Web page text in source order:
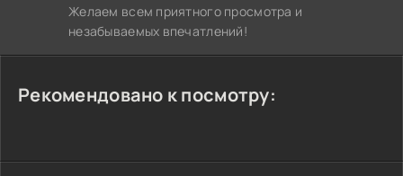
Желаем всем приятного просмотра и
незабываемых впечатлений!
Рекомендовано к посмотру: